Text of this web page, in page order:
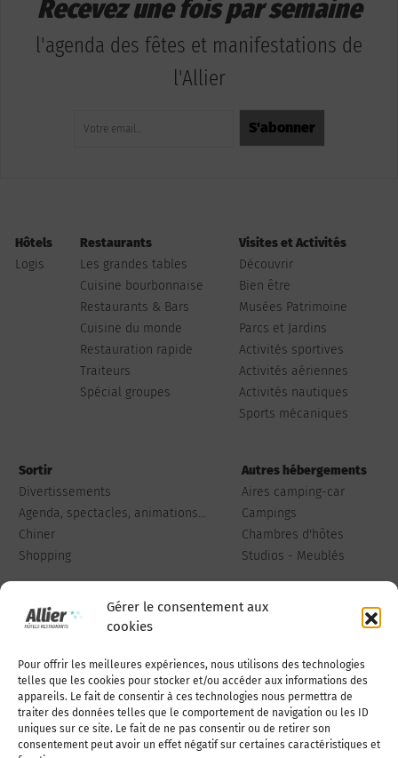
Gérer le consentement aux
cookies
Pour offrir les meilleures expériences, nous utilisons des technologies
telles que les cookies pour stocker et/ou accéder aux informations des
appareils. Le fait de consentir à ces technologies nous permettra de
traiter des données telles que le comportement de navigation ou les ID
uniques sur ce site. Le fait de ne pas consentir ou de retirer son
consentement peut avoir un effet négatif sur certaines caractéristiques et
Recevez une fois par semaine
l'agenda des fêtes et manifestations de
l'Allier
Hôtels
Logis
Restaurants
Les grandes tables
Cuisine bourbonnaise
Restaurants & Bars
Cuisine du monde
Restauration rapide
Traiteurs
Spécial groupes
Visites et Activités
Découvrir
Bien être
Musées Patrimoine
Parcs et Jardins
Activités sportives
Activités aériennes
Activités nautiques
Sports mécaniques
Sortir
Divertissements
Agenda, spectacles, animations...
Chiner
Shopping
Autres hébergements
Aires camping-car
Campings
Chambres d'hôtes
Studios - Meublés
Qui sommes-nous Publiez votre annonce
Adhérer à l’association Nous contacter